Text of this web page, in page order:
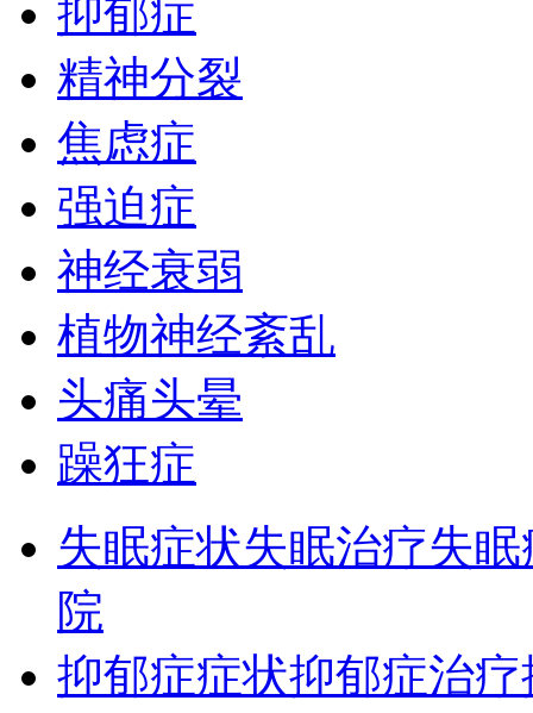
抑郁症
精神分裂
焦虑症
强迫症
神经衰弱
植物神经紊乱
头痛头晕
躁狂症
失眠症状失眠治疗失
院
抑郁症症状抑郁症治疗